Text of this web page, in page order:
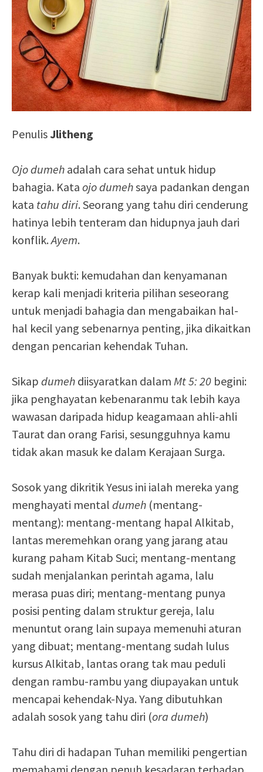
PenulisJlitheng
Ojo dumeh adalah cara sehat untuk hidup
bahagia. Kata ojo dumehsaya padankan dengan
kata tahu diri. Seorang yang tahu diri cenderung
hatinya lebih tenteram dan hidupnya jauh dari
konflik.Ayem.
Banyak bukti: kemudahan dan kenyamanan
kerap kali menjadi kriteria pilihan seseorang
untuk menjadi bahagia dan mengabaikan hal-
hal kecil yang sebenarnya penting, jika dikaitkan
dengan pencarian kehendak Tuhan.
Sikap dumeh diisyaratkan dalam Mt 5: 20 begini:
jika penghayatan kebenaranmu tak lebih kaya
wawasan daripada hidup keagamaan ahli-ahli
Taurat dan orang Farisi, sesungguhnya kamu
tidak akan masuk ke dalam Kerajaan Surga.
Sosok yang dikritik Yesus ini ialah mereka yang
menghayati mental dumeh (mentang-
mentang): mentang-mentang hapal Alkitab,
lantas meremehkan orang yang jarang atau
kurang paham Kitab Suci; mentang-mentang
sudah menjalankan perintah agama, lalu
merasa puas diri; mentang-mentang punya
posisi penting dalam struktur gereja, lalu
menuntut orang lain supaya memenuhi aturan
yang dibuat; mentang-mentang sudah lulus
kursus Alkitab, lantas orang tak mau peduli
dengan rambu-rambu yang diupayakan untuk
mencapai kehendak-Nya. Yang dibutuhkan
adalah sosok yang tahu diri (ora dumeh)
Tahu diri di hadapan Tuhan memiliki pengertian